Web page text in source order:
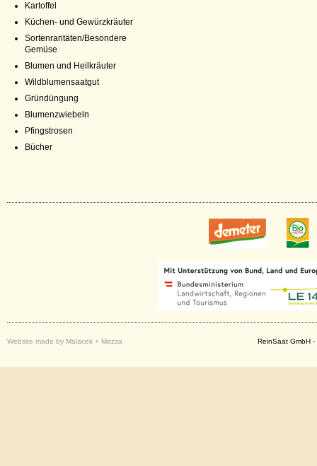
Kartoffel
Küchen- und Gewürzkräuter
Sortenraritäten/Besondere
Gemüse
Blumen und Heilkräuter
Wildblumensaatgut
Gründüngung
Blumenzwiebeln
Pfingstrosen
Bücher
Website made by Malacek + Mazza ReinSaat GmbH